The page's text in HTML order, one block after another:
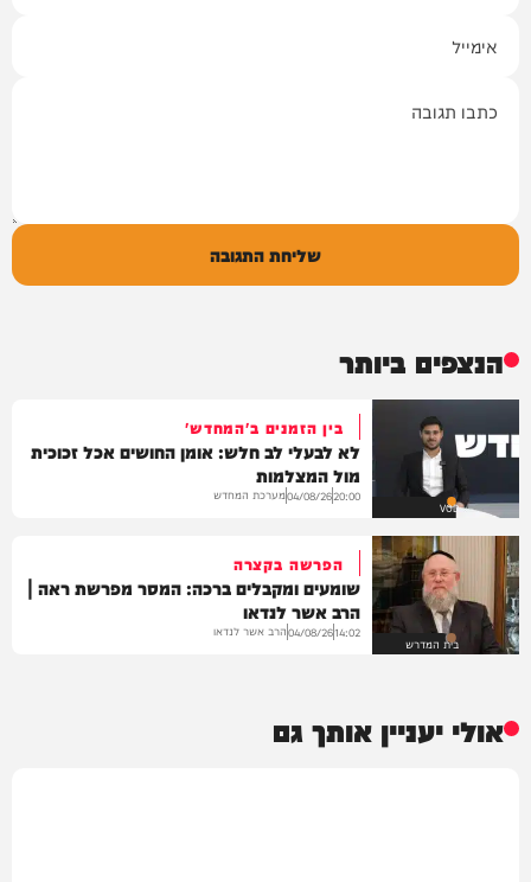
שליחת התגובה
הנצפים ביותר
VOD
בין הזמנים ב'המחדש'
לא לבעלי לב חלש: אומן החושים אכל זכוכית
מול המצלמות
20:00
04/08/26מערכת המחדש
בית המדרש
הפרשה בקצרה
שומעים ומקבלים ברכה: המסר מפרשת ראה |
הרב אשר לנדאו
14:02
04/08/26הרב אשר לנדאו
אולי יעניין אותך גם